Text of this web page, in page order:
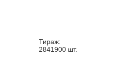
Тираж:
2841900 шт.